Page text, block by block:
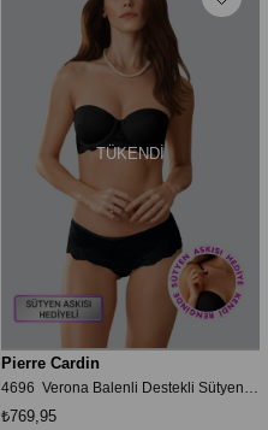
TÜKENDI
Pierre Cardin
₺769,95